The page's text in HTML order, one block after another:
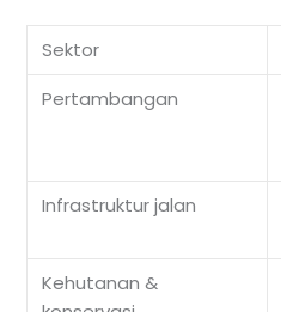
Sektor
Pertambangan
Infrastruktur jalan
Kehutanan &